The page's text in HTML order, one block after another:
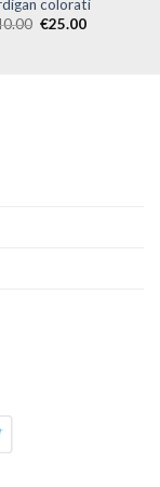
colorati
€25.00